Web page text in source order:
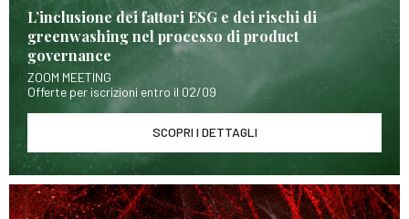
L’inclusione dei fattori ESG e dei rischi di
greenwashing nel processo di product
governance
ZOOM MEETING
Offerte per iscrizioni entro il 02/09
SCOPRI I DETTAGLI